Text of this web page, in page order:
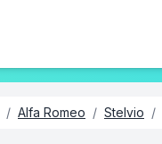
/ Alfa Romeo / Stelvio /